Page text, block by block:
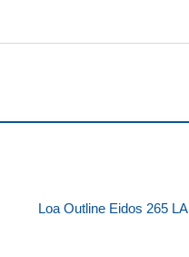
Loa Outline Eidos 265 LA